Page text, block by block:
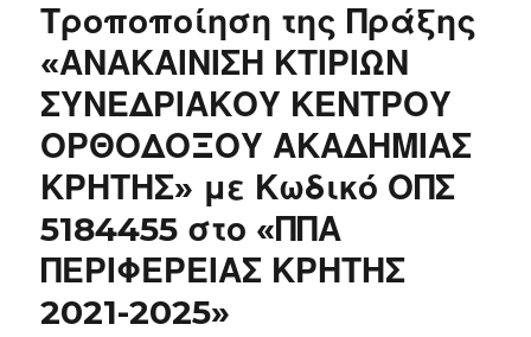
Τροποποίηση της Πράξης
«ΑΝΑΚΑΙΝΙΣΗ ΚΤΙΡΙΩΝ
ΣΥΝΕΔΡΙΑΚΟΥ ΚΕΝΤΡΟΥ
ΟΡΘΟΔΟΞΟΥ ΑΚΑΔΗΜΙΑΣ
ΚΡΗΤΗΣ» με Κωδικό ΟΠΣ
5184455 στο «ΠΠΑ
ΠΕΡΙΦΕΡΕΙΑΣ ΚΡΗΤΗΣ
2021-2025»